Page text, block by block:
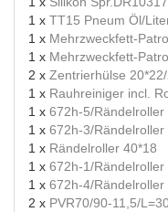
1 x TT15 Pneum Öl/
1 x Mehrzweckfett-
1 x Mehrzweckfett-
2 x Zentrierhülse
1 x Rauhreiniger incl.
1 x 672h-5/Rändelroller
1 x 672h-3/Rändelroller
1 x Rändelroller 40*18
1 x 672h-1/Rändelroller
1 x 672h-4/Rändelroller
2 x PVR70/90-11,5/